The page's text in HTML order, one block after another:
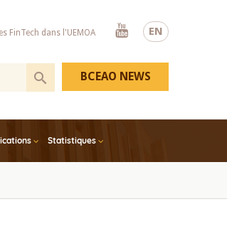
EN
FinTech dans l'UEMOA
Youtube
Statistiques
BCEAO NEWS